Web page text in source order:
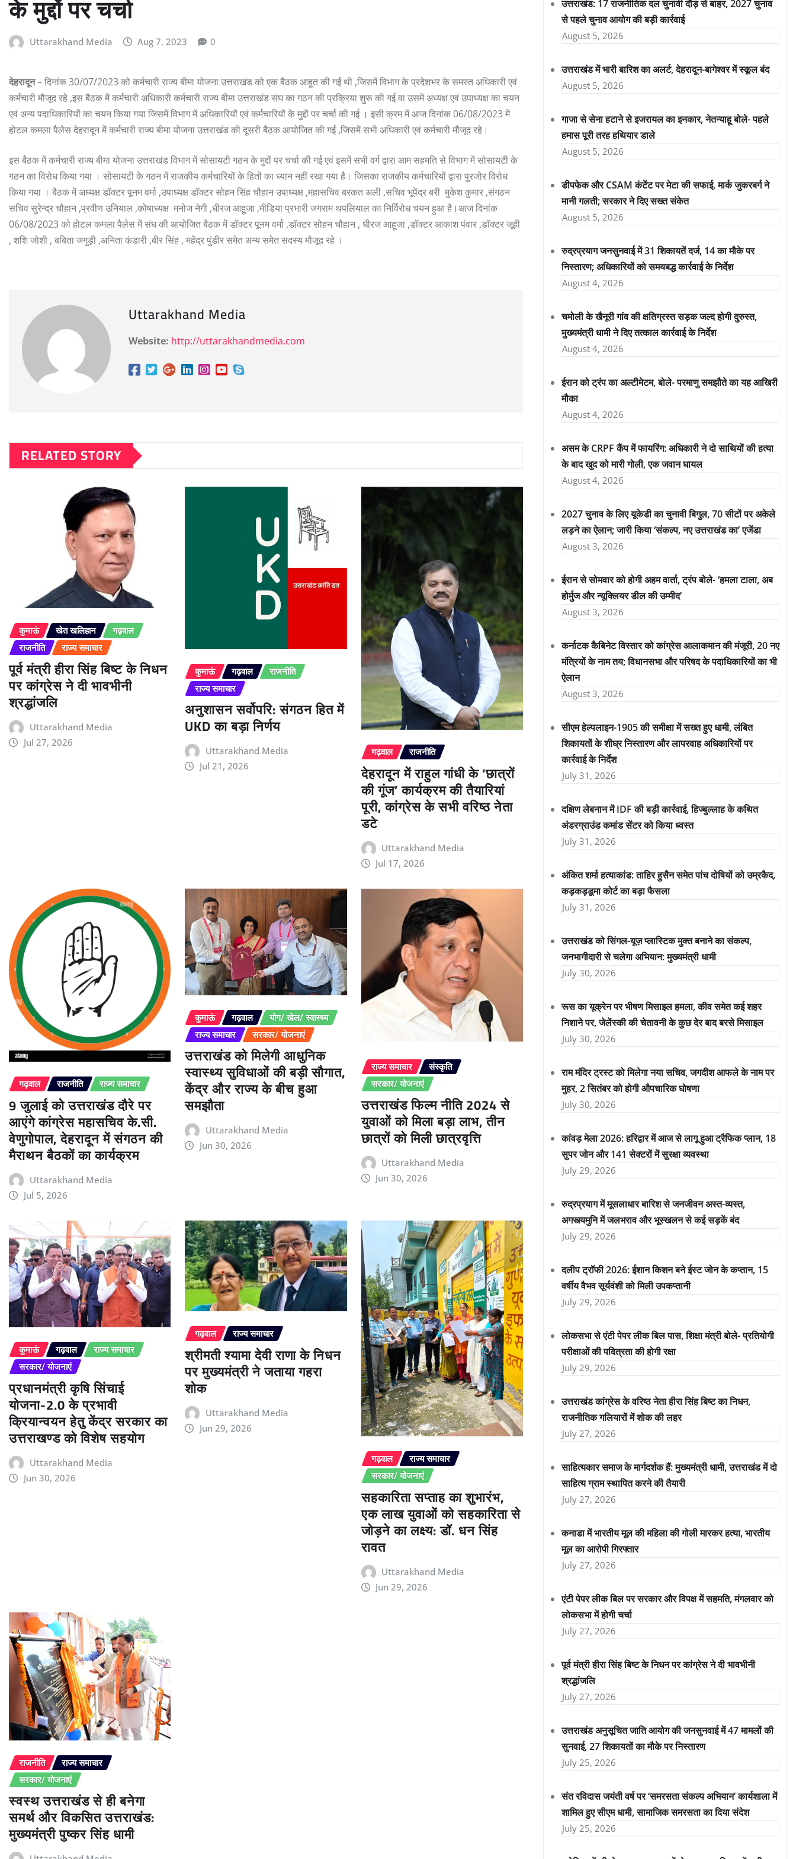
के मुद्दों पर चर्चा
Uttarakhand Media Aug 7, 2023 0
देहरादून– दिनांक 30/07/2023 को कर्मचारी राज्य बीमा योजना उत्तराखंड को एक बैठक आहूत की गई थी ,जिसमें विभाग के प्रदेशभर के समस्त अधिकारी एवं
कर्मचारी मौजूद रहे ,इस बैठक में कर्मचारी अधिकारी कर्मचारी राज्य बीमा उत्तराखंड संघ का गठन की प्रक्रिया शुरू की गई वा उसमें अध्यक्ष एवं उपाध्यक्ष का चयन
एवं अन्य पदाधिकारियों का चयन किया गया जिसमें विभाग में अधिकारियों एवं कर्मचारियों के मुद्दों पर चर्चा की गई । इसी क्रम में आज दिनांक 06/08/2023 में
होटल कमला पैलेस देहरादून में कर्मचारी राज्य बीमा योजना उत्तराखंड की दूसरी बैठक आयोजित की गई ,जिसमें सभी अधिकारी एवं कर्मचारी मौजूद रहे।
इस बैठक में कर्मचारी राज्य बीमा योजना उत्तराखंड विभाग में सोसायटी गठन के मुद्दों पर चर्चा की गई एवं इसमें सभी वर्ग द्वारा आम सहमति से विभाग में सोसायटी के
गठन का विरोध किया गया । सोसायटी के गठन में राजकीय कर्मचारियों के हितों का ध्यान नहीं रखा गया है। जिसका राजकीय कर्मचारियों द्वारा पुरजोर विरोध
किया गया । बैठक में अध्यक्ष डॉक्टर पूनम वर्मा ,उपाध्यक्ष डॉक्टर सोहन सिंह चौहान उपाध्यक्ष ,महासचिव बरकत अली ,सचिव भूपेंद्र बरी मुकेश कुमार ,संगठन
सचिव सुरेन्द्र चौहान ,प्रवीण उनियाल ,कोषाध्यक्ष मनोज नेगी ,धीरज आहूजा ,मीडिया प्रभारी जगराम थपलियाल का निर्विरोध चयन हुआ है।आज दिनांक
06/08/2023 को होटल कमला पैलेस में संघ की आयोजित बैठक में डॉक्टर पूनम वर्मा ,डॉक्टर सोहन चौहान , धीरज आहूजा ,डॉक्टर आकाश पंवार ,डॉक्टर जूही
, शशि जोशी , बबिता जगुड़ी ,अनिता कंडारी ,बीर सिंह , महेंद्र पुंडीर समेत अन्य समेत सदस्य मौजूद रहे ।
Uttarakhand Media
Website: http://uttarakhandmedia.com
RELATED STORY
कुमाऊं खेत खलिहान
गढ़वाल
राजनीति
राज्य समाचार
पूर्व मंत्री हीरा सिंह बिष्ट के निधन
पर कांग्रेस ने दी भावभीनी
श्रद्धांजलि
Uttarakhand Media
Jul 27, 2026
कुमाऊं गढ़वाल
राजनीति
राज्य समाचार
अनुशासन सर्वोपरि: संगठन हित में
UKD का बड़ा निर्णय
Uttarakhand Media
Jul 21, 2026
गढ़वाल राजनीति
देहरादून में राहुल गांधी के ‘छात्रों
की गूंज’ कार्यक्रम की तैयारियां
पूरी, कांग्रेस के सभी वरिष्ठ नेता
डटे
Uttarakhand Media
Jul 17, 2026
गढ़वाल राजनीति राज्य समाचार
9 जुलाई को उत्तराखंड दौरे पर
आएंगे कांग्रेस महासचिव के.सी.
वेणुगोपाल, देहरादून में संगठन की
मैराथन बैठकों का कार्यक्रम
Uttarakhand Media
Jul 5, 2026
कुमाऊं गढ़वाल
योग/ खेल/ स्वास्थ्य
राज्य समाचार
सरकार/ योजनाएं
उत्तराखंड को मिलेगी आधुनिक
स्वास्थ्य सुविधाओं की बड़ी सौगात,
केंद्र और राज्य के बीच हुआ
समझौता
Uttarakhand Media
Jun 30, 2026
राज्य समाचार
संस्कृति
सरकार/ योजनाएं
उत्तराखंड फिल्म नीति 2024 से
युवाओं को मिला बड़ा लाभ, तीन
छात्रों को मिली छात्रवृत्ति
Uttarakhand Media
Jun 30, 2026
कुमाऊं गढ़वाल
राज्य समाचार
सरकार/ योजनाएं
प्रधानमंत्री कृषि सिंचाई
योजना-2.0 के प्रभावी
क्रियान्वयन हेतु केंद्र सरकार का
उत्तराखण्ड को विशेष सहयोग
Uttarakhand Media
Jun 30, 2026
गढ़वाल राज्य समाचार
श्रीमती श्यामा देवी राणा के निधन
पर मुख्यमंत्री ने जताया गहरा
शोक
Uttarakhand Media
Jun 29, 2026
गढ़वाल
राज्य समाचार
सरकार/ योजनाएं
सहकारिता सप्ताह का शुभारंभ,
एक लाख युवाओं को सहकारिता से
जोड़ने का लक्ष्य: डॉ. धन सिंह
रावत
Uttarakhand Media
Jun 29, 2026
राजनीति
राज्य समाचार
सरकार/ योजनाएं
स्वस्थ उत्तराखंड से ही बनेगा
समर्थ और विकसित उत्तराखंड:
मुख्यमंत्री पुष्कर सिंह धामी
उत्तराखंड: 17 राजनीतिक दल चुनावी दौड़ से बाहर, 2027 चुनाव
से पहले चुनाव आयोग की बड़ी कार्रवाई
August 5, 2026
उत्तराखंड में भारी बारिश का अलर्ट, देहरादून-बागेश्वर में स्कूल बंद
August 5, 2026
गाजा से सेना हटाने से इजरायल का इनकार, नेतन्याहू बोले- पहले
हमास पूरी तरह हथियार डाले
August 5, 2026
डीपफेक और CSAM कंटेंट पर मेटा की सफाई, मार्क जुकरबर्ग ने
मानी गलती; सरकार ने दिए सख्त संकेत
August 5, 2026
रुद्रप्रयाग जनसुनवाई में 31 शिकायतें दर्ज, 14 का मौके पर
निस्तारण; अधिकारियों को समयबद्ध कार्रवाई के निर्देश
August 4, 2026
चमोली के खैनूरी गांव की क्षतिग्रस्त सड़क जल्द होगी दुरुस्त,
मुख्यमंत्री धामी ने दिए तत्काल कार्रवाई के निर्देश
August 4, 2026
ईरान को ट्रंप का अल्टीमेटम, बोले- परमाणु समझौते का यह आखिरी
मौका
August 4, 2026
असम के CRPF कैंप में फायरिंग: अधिकारी ने दो साथियों की हत्या
के बाद खुद को मारी गोली, एक जवान घायल
August 4, 2026
2027 चुनाव के लिए यूकेडी का चुनावी बिगुल, 70 सीटों पर अकेले
लड़ने का ऐलान; जारी किया ‘संकल्प, नए उत्तराखंड का’ एजेंडा
August 3, 2026
ईरान से सोमवार को होगी अहम वार्ता, ट्रंप बोले- ‘हमला टाला, अब
होर्मुज और न्यूक्लियर डील की उम्मीद’
August 3, 2026
कर्नाटक कैबिनेट विस्तार को कांग्रेस आलाकमान की मंजूरी, 20 नए
मंत्रियों के नाम तय; विधानसभा और परिषद के पदाधिकारियों का भी
ऐलान
August 3, 2026
सीएम हेल्पलाइन-1905 की समीक्षा में सख्त हुए धामी, लंबित
शिकायतों के शीघ्र निस्तारण और लापरवाह अधिकारियों पर
कार्रवाई के निर्देश
July 31, 2026
दक्षिण लेबनान में IDF की बड़ी कार्रवाई, हिज्बुल्लाह के कथित
अंडरग्राउंड कमांड सेंटर को किया ध्वस्त
July 31, 2026
अंकित शर्मा हत्याकांड: ताहिर हुसैन समेत पांच दोषियों को उम्रकैद,
कड़कड़डूमा कोर्ट का बड़ा फैसला
July 31, 2026
उत्तराखंड को सिंगल-यूज़ प्लास्टिक मुक्त बनाने का संकल्प,
जनभागीदारी से चलेगा अभियान: मुख्यमंत्री धामी
July 30, 2026
रूस का यूक्रेन पर भीषण मिसाइल हमला, कीव समेत कई शहर
निशाने पर, जेलेंस्की की चेतावनी के कुछ देर बाद बरसे मिसाइल
July 30, 2026
राम मंदिर ट्रस्ट को मिलेगा नया सचिव, जगदीश आफले के नाम पर
मुहर, 2 सितंबर को होगी औपचारिक घोषणा
July 30, 2026
कांवड़ मेला 2026: हरिद्वार में आज से लागू हुआ ट्रैफिक प्लान, 18
सुपर जोन और 141 सेक्टरों में सुरक्षा व्यवस्था
July 29, 2026
रुद्रप्रयाग में मूसलाधार बारिश से जनजीवन अस्त-व्यस्त,
अगस्त्यमुनि में जलभराव और भूस्खलन से कई सड़कें बंद
July 29, 2026
दलीप ट्रॉफी 2026: ईशान किशन बने ईस्ट जोन के कप्तान, 15
वर्षीय वैभव सूर्यवंशी को मिली उपकप्तानी
July 29, 2026
लोकसभा से एंटी पेपर लीक बिल पास, शिक्षा मंत्री बोले- प्रतियोगी
परीक्षाओं की पवित्रता की होगी रक्षा
July 29, 2026
उत्तराखंड कांग्रेस के वरिष्ठ नेता हीरा सिंह बिष्ट का निधन,
राजनीतिक गलियारों में शोक की लहर
July 27, 2026
साहित्यकार समाज के मार्गदर्शक हैं: मुख्यमंत्री धामी, उत्तराखंड में दो
साहित्य ग्राम स्थापित करने की तैयारी
July 27, 2026
कनाडा में भारतीय मूल की महिला की गोली मारकर हत्या, भारतीय
मूल का आरोपी गिरफ्तार
July 27, 2026
एंटी पेपर लीक बिल पर सरकार और विपक्ष में सहमति, मंगलवार को
लोकसभा में होगी चर्चा
July 27, 2026
पूर्व मंत्री हीरा सिंह बिष्ट के निधन पर कांग्रेस ने दी भावभीनी
श्रद्धांजलि
July 27, 2026
उत्तराखंड अनुसूचित जाति आयोग की जनसुनवाई में 47 मामलों की
सुनवाई, 27 शिकायतों का मौके पर निस्तारण
July 25, 2026
संत रविदास जयंती वर्ष पर ‘समरसता संकल्प अभियान’ कार्यशाला में
शामिल हुए सीएम धामी, सामाजिक समरसता का दिया संदेश
July 25, 2026